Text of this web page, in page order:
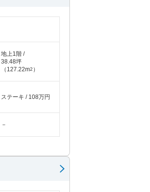
地上1階 /
38.48坪
（ 127.22m2 ）
ステーキ / 108万円
－